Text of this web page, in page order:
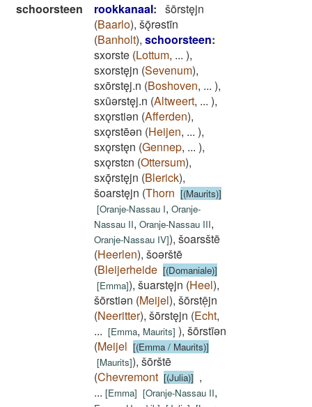
schoorsteen
rookkanaal: šōrstęjn
(Baarlo), šǭrǝstīn
(Banholt), schoorsteen:
sxorste (Lottum, ... ),
sxorstęjn (Sevenum),
sxōrstęj.n (Boshoven, ... ),
sxūǝrstęj.n (Altweert, ... ),
sxǫrstiǝn (Afferden),
sxǫrstēǝn (Heijen, ... ),
sxǫrstęn (Gennep, ... ),
sxǫrstɛn (Ottersum),
sxǭrstęjn (Blerick),
šoarstęjn (Thorn [(Maurits)]
[Oranje-Nassau I, Oranje-
Nassau II, Oranje-Nassau III,
Oranje-Nassau IV]), šoarsštē
(Heerlen), šoǝrštē
(Bleijerheide [(Domaniale)]
[Emma]), šuarstęjn (Heel),
šōrstiǝn (Meijel), šōrstē̜jn
(Neeritter), šōrstęjn (Echt,
... [Emma, Maurits] ), šōrstīǝn
(Meijel [(Emma / Maurits)]
[Maurits]), šōrštē
(Chevremont [(Julia)] ,
... [Emma] [Oranje-Nassau II,